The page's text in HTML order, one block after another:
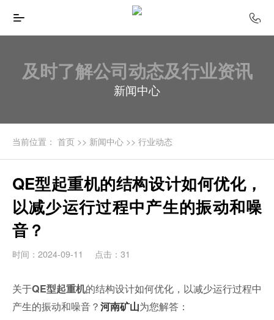
及时了解公司动态及行业资讯
新闻中心
当前位置： 首页>> 新闻中心>> 行业动态
QE型起重机的结构设计如何优化，
以减少运行过程中产生的振动和噪
音？
时间：2024-09-11 点击：31
关于QE型起重机的结构设计如何优化，以减少运行过程中
产生的振动和噪音？河南矿山为您解答：